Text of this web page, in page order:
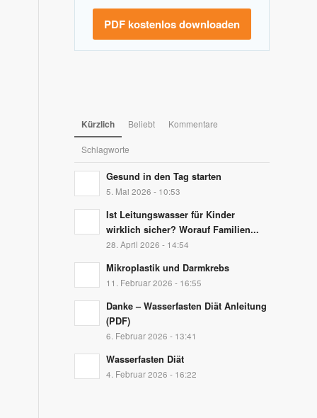
PDF kostenlos downloaden
Kürzlich Beliebt Kommentare
Schlagworte
Gesund in den Tag starten
5. Mai 2026 - 10:53
Ist Leitungswasser für Kinder
wirklich sicher? Worauf Familien...
28. April 2026 - 14:54
Mikroplastik und Darmkrebs
11. Februar 2026 - 16:55
Danke – Wasserfasten Diät Anleitung
(PDF)
6. Februar 2026 - 13:41
Wasserfasten Diät
4. Februar 2026 - 16:22